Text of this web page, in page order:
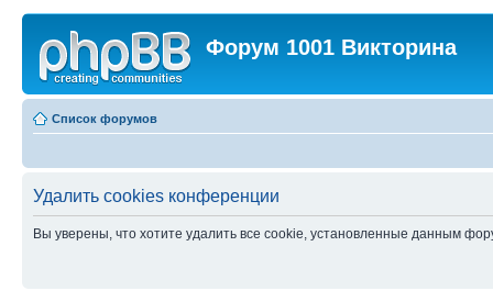
Форум 1001 Викторина
Список форумов
Удалить cookies конференции
Вы уверены, что хотите удалить все cookie, установленные данным